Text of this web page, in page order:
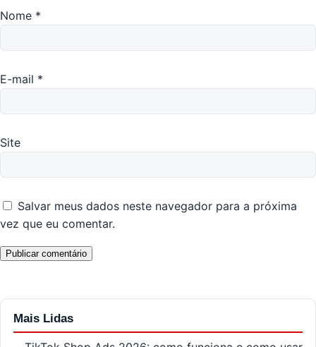
Nome *
E-mail *
Site
Salvar meus dados neste navegador para a próxima
vez que eu comentar.
Mais Lidas